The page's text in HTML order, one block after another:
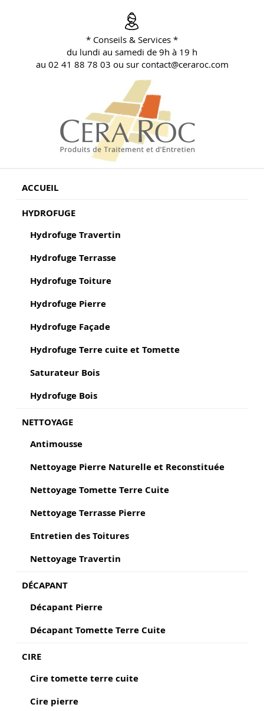
* Conseils & Services *
du lundi au samedi de 9h à 19 h
au 02 41 88 78 03 ou sur contact@ceraroc.com
ACCUEIL
HYDROFUGE
Hydrofuge Travertin
Hydrofuge Terrasse
Hydrofuge Toiture
Hydrofuge Pierre
Hydrofuge Façade
Hydrofuge Terre cuite et Tomette
Saturateur Bois
Hydrofuge Bois
NETTOYAGE
Antimousse
Nettoyage Pierre Naturelle et Reconstituée
Nettoyage Tomette Terre Cuite
Nettoyage Terrasse Pierre
Entretien des Toitures
Nettoyage Travertin
DÉCAPANT
Décapant Pierre
Décapant Tomette Terre Cuite
CIRE
Cire tomette terre cuite
Cire pierre